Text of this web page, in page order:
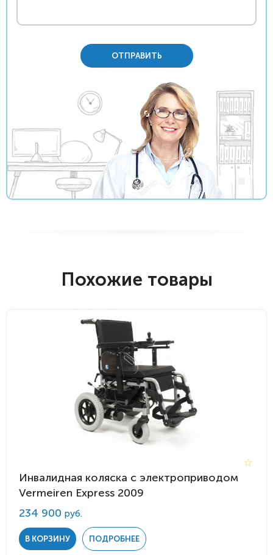
ОТПРАВИТЬ
Похожие товары
Инвалидная коляска с электроприводом
Vermeiren Express 2009
234 900 руб.
В КОРЗИНУ ПОДРОБНЕЕ